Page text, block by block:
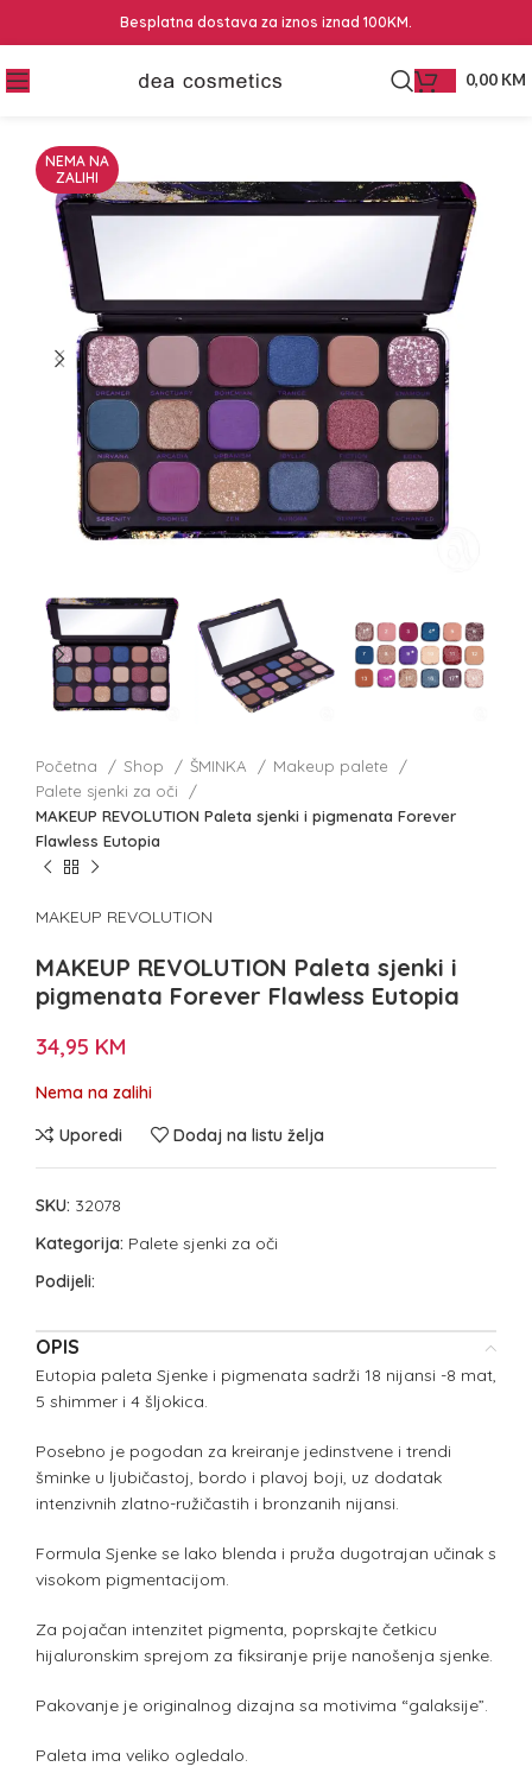
Besplatna dostava za iznos iznad 100KM.
0,00 KM
NEMA NA
ZALIHI
Početna Shop ŠMINKA
Makeup palete
Palete sjenki za oči
MAKEUP REVOLUTION Paleta sjenki i pigmenata Forever
Flawless Eutopia
MAKEUP REVOLUTION
MAKEUP REVOLUTION Paleta sjenki i
pigmenata Forever Flawless Eutopia
34,95 KM
Nema na zalihi
Uporedi
Dodaj na listu želja
SKU: 32078
Kategorija: Palete sjenki za oči
Podijeli:
OPIS
Eutopia paleta Sjenke i pigmenata sadrži 18 nijansi -8 mat,
5 shimmer i 4 šljokica.
Posebno je pogodan za kreiranje jedinstvene i trendi
šminke u ljubičastoj, bordo i plavoj boji, uz dodatak
intenzivnih zlatno-ružičastih i bronzanih nijansi.
Formula Sjenke se lako blenda i pruža dugotrajan učinak s
visokom pigmentacijom.
Za pojačan intenzitet pigmenta, poprskajte četkicu
hijaluronskim sprejom za fiksiranje prije nanošenja sjenke.
Pakovanje je originalnog dizajna sa motivima “galaksije”.
Paleta ima veliko ogledalo.